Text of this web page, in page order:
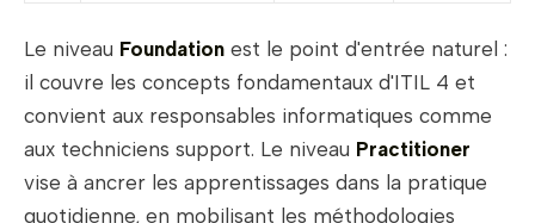
Le niveau Foundation est le point d'entrée naturel :
il couvre les concepts fondamentaux d'ITIL 4 et
convient aux responsables informatiques comme
aux techniciens support. Le niveau Practitioner
vise à ancrer les apprentissages dans la pratique
quotidienne, en mobilisant les méthodologies